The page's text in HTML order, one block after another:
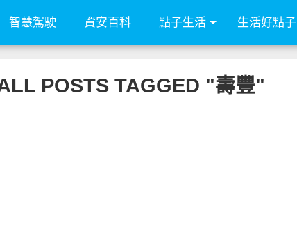
智慧駕駛 資安百科 點子生活 生活好點子
POSTS TAGGED "壽豐"